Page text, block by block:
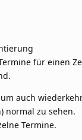
für einen
auch
normal zu sehen.
Termine.